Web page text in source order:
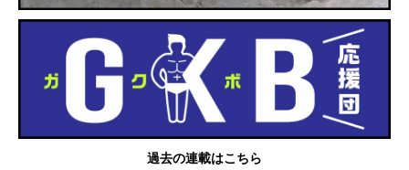
過去の連載はこちら